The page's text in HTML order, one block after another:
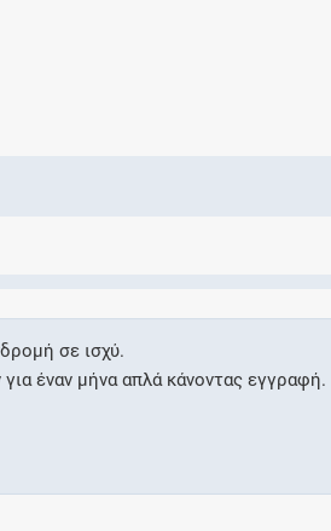
σε ισχύ.
έναν μήνα απλά κάνοντας εγγραφή.